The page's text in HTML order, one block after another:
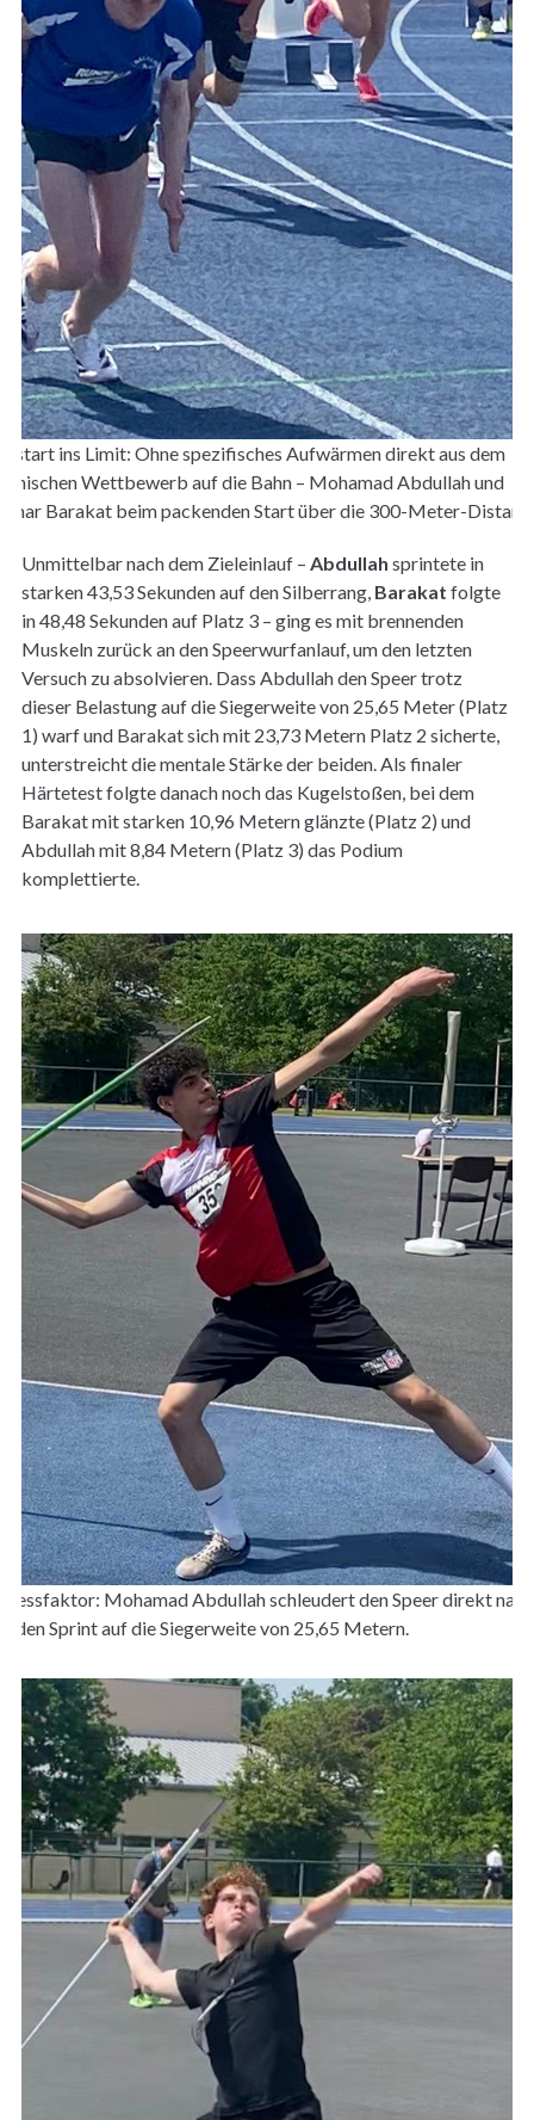
ins Limit: Ohne spezifisches Aufwärmen direkt aus dem
Wettbewerb auf die Bahn – Mohamad Abdullah und
Barakat beim packenden Start über die 300-Meter-Distanz.
Unmittelbar nach dem Zieleinlauf – Abdullah sprintete in
starken 43,53 Sekunden auf den Silberrang, Barakat folgte
in 48,48 Sekunden auf Platz 3 – ging es mit brennenden
Muskeln zurück an den Speerwurfanlauf, um den letzten
Versuch zu absolvieren. Dass Abdullah den Speer trotz
dieser Belastung auf die Siegerweite von 25,65 Meter (Platz
1) warf und Barakat sich mit 23,73 Metern Platz 2 sicherte,
unterstreicht die mentale Stärke der beiden. Als finaler
Härtetest folgte danach noch das Kugelstoßen, bei dem
Barakat mit starken 10,96 Metern glänzte (Platz 2) und
Abdullah mit 8,84 Metern (Platz 3) das Podium
komplettierte.
Mohamad Abdullah schleudert den Speer direkt
Sprint auf die Siegerweite von 25,65 Metern.